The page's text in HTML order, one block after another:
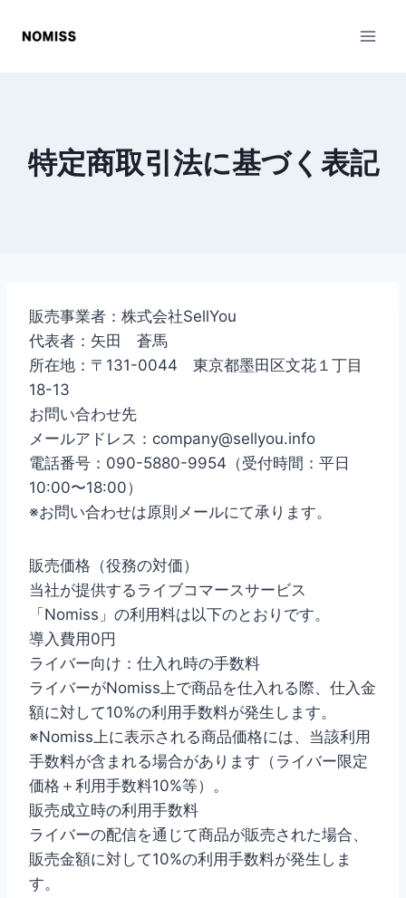
特定商取引法に基づく表記
販売事業者：株式会社SellYou
代表者：矢田 蒼馬
所在地：〒131-0044 東京都墨田区文花１丁目
18-13
お問い合わせ先
メールアドレス：company@sellyou.info
電話番号：090-5880-9954（受付時間：平日
10:00〜18:00）
※お問い合わせは原則メールにて承ります。
販売価格（役務の対価）
当社が提供するライブコマースサービス
「Nomiss」の利用料は以下のとおりです。
導入費用0円
ライバー向け：仕入れ時の手数料
ライバーがNomiss上で商品を仕入れる際、仕入金
額に対して10%の利用手数料が発生します。
※Nomiss上に表示される商品価格には、当該利用
手数料が含まれる場合があります（ライバー限定
価格＋利用手数料10%等）。
販売成立時の利用手数料
ライバーの配信を通じて商品が販売された場合、
販売金額に対して10%の利用手数料が発生しま
す。